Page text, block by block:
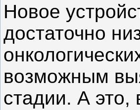
Новое
достаточно
возможным
стадии. А